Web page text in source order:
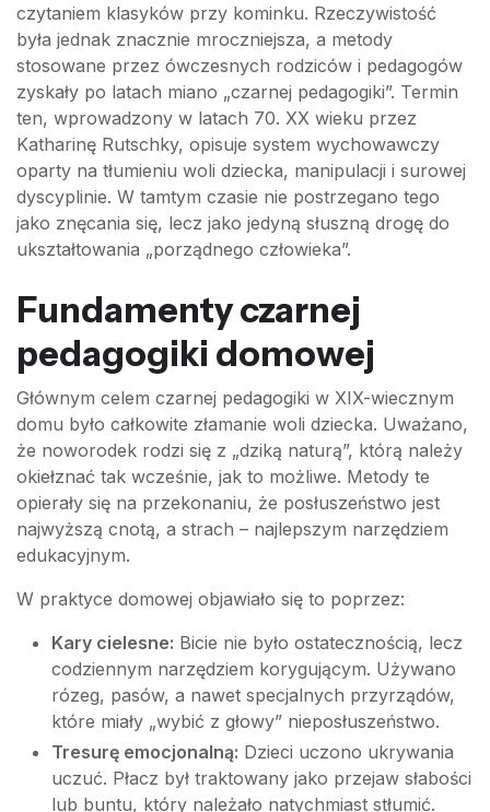
czytaniem klasyków przy kominku. Rzeczywistość
była jednak znacznie mroczniejsza, a metody
stosowane przez ówczesnych rodziców i pedagogów
zyskały po latach miano „czarnej pedagogiki”. Termin
ten, wprowadzony w latach 70. XX wieku przez
Katharinę Rutschky, opisuje system wychowawczy
oparty na tłumieniu woli dziecka, manipulacji i surowej
dyscyplinie. W tamtym czasie nie postrzegano tego
jako znęcania się, lecz jako jedyną słuszną drogę do
ukształtowania „porządnego człowieka”.
Fundamenty czarnej
pedagogiki domowej
Głównym celem czarnej pedagogiki w XIX-wiecznym
domu było całkowite złamanie woli dziecka. Uważano,
że noworodek rodzi się z „dziką naturą”, którą należy
okiełznać tak wcześnie, jak to możliwe. Metody te
opierały się na przekonaniu, że posłuszeństwo jest
najwyższą cnotą, a strach – najlepszym narzędziem
edukacyjnym.
W praktyce domowej objawiało się to poprzez:
Kary cielesne: Bicie nie było ostatecznością, lecz
codziennym narzędziem korygującym. Używano
rózeg, pasów, a nawet specjalnych przyrządów,
które miały „wybić z głowy” nieposłuszeństwo.
Tresurę emocjonalną: Dzieci uczono ukrywania
uczuć. Płacz był traktowany jako przejaw słabości
lub buntu, który należało natychmiast stłumić.